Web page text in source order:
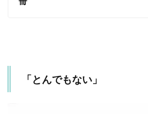
「とんでもない」